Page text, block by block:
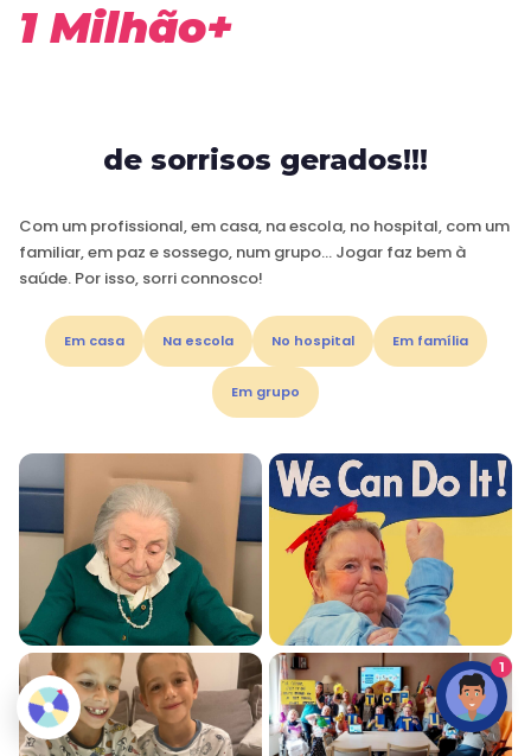
1 Milhão+
de sorrisos gerados!!!
Com um profissional, em casa, na escola, no hospital, com um
familiar, em paz e sossego, num grupo… Jogar faz bem à
saúde. Por isso, sorri connosco!
Em casa Na escola No hospital Em família
Em grupo
1